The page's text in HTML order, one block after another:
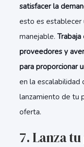
satisfacer la
esto es establecer
manejable.
proveedores y
para proporcionar
en la escalabilidad
lanzamiento de tu
oferta.
7. Lanza